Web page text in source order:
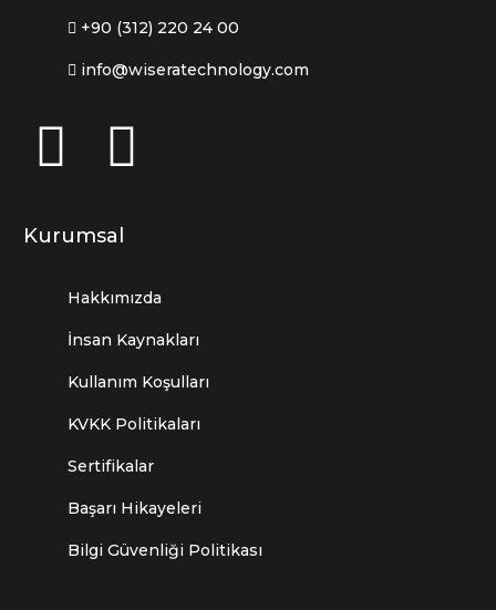
+90 (312) 220 24 00
info@wiseratechnology.com
Kurumsal
Hakkımızda
İnsan Kaynakları
Kullanım Koşulları
KVKK Politikaları
Sertifikalar
Başarı Hikayeleri
Bilgi Güvenliği Politikası